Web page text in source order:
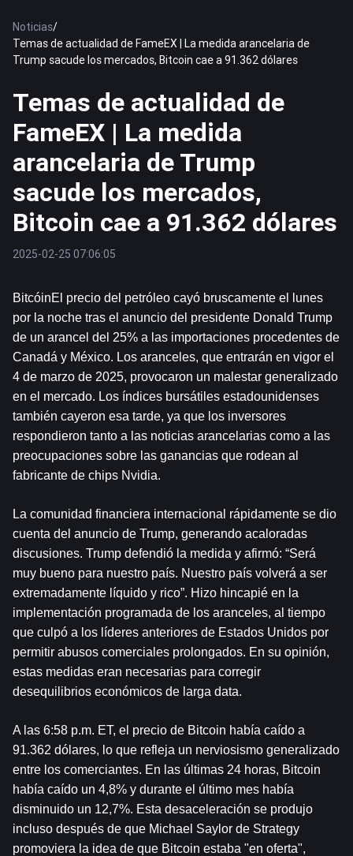
Noticias/
Temas de actualidad de FameEX | La medida arancelaria de
Trump sacude los mercados, Bitcoin cae a 91.362 dólares
Temas de actualidad de
FameEX | La medida
arancelaria de Trump
sacude los mercados,
Bitcoin cae a 91.362 dólares
2025-02-25 07:06:05
BitcóinEl precio del petróleo cayó bruscamente el lunes
por la noche tras el anuncio del presidente Donald Trump
de un arancel del 25% a las importaciones procedentes de
Canadá y México. Los aranceles, que entrarán en vigor el
4 de marzo de 2025, provocaron un malestar generalizado
en el mercado. Los índices bursátiles estadounidenses
también cayeron esa tarde, ya que los inversores
respondieron tanto a las noticias arancelarias como a las
preocupaciones sobre las ganancias que rodean al
fabricante de chips Nvidia.
La comunidad financiera internacional rápidamente se dio
cuenta del anuncio de Trump, generando acaloradas
discusiones. Trump defendió la medida y afirmó: “Será
muy bueno para nuestro país. Nuestro país volverá a ser
extremadamente líquido y rico”. Hizo hincapié en la
implementación programada de los aranceles, al tiempo
que culpó a los líderes anteriores de Estados Unidos por
permitir abusos comerciales prolongados. En su opinión,
estas medidas eran necesarias para corregir
desequilibrios económicos de larga data.
A las 6:58 p.m. ET, el precio de Bitcoin había caído a
91.362 dólares, lo que refleja un nerviosismo generalizado
entre los comerciantes. En las últimas 24 horas, Bitcoin
había caído un 4,8% y durante el último mes había
disminuido un 12,7%. Esta desaceleración se produjo
incluso después de que Michael Saylor de Strategy
promoviera la idea de que Bitcoin estaba "en oferta",